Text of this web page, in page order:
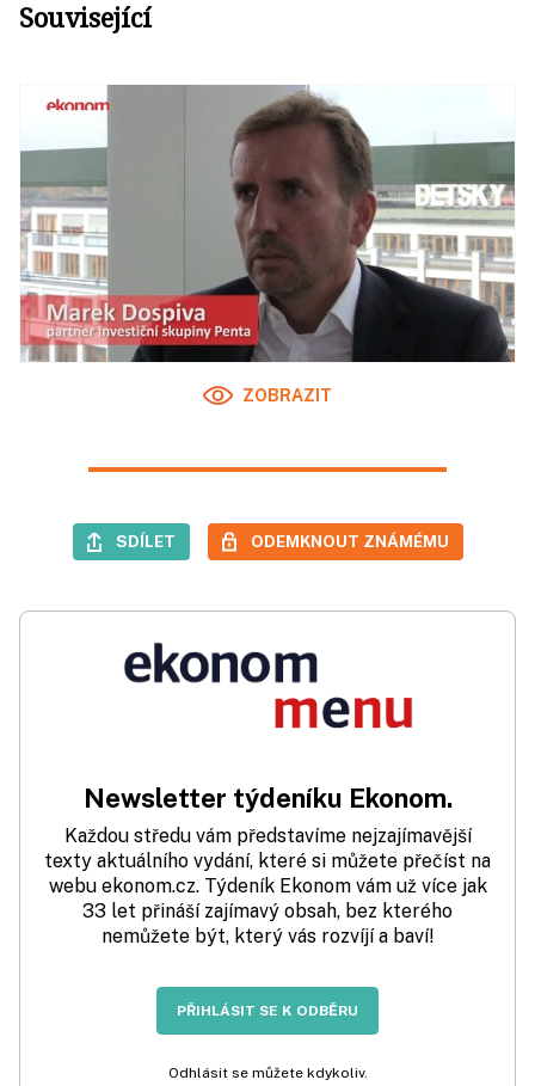
Související
ZOBRAZIT
SDÍLET ODEMKNOUT ZNÁMÉMU
Newsletter týdeníku Ekonom.
Každou středu vám představíme nejzajímavější
texty aktuálního vydání, které si můžete přečíst na
webu ekonom.cz. Týdeník Ekonom vám už více jak
33 let přináší zajímavý obsah, bez kterého
nemůžete být, který vás rozvíjí a baví!
PŘIHLÁSIT SE K ODBĚRU
Odhlásit se můžete kdykoliv.